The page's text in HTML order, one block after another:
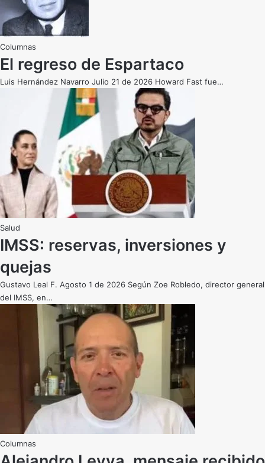
El regreso de Espartaco
Luis Hernández Navarro Julio 21 de 2026 Howard Fast fue…
Salud
IMSS: reservas, inversiones y
quejas
Gustavo Leal F. Agosto 1 de 2026 Según Zoe Robledo, director general
del IMSS, en…